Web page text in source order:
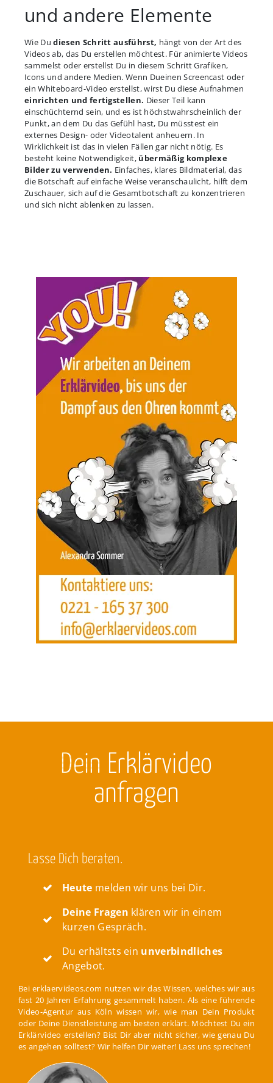
und andere Elemente
Wie Du diesen Schritt ausführst, hängt von der Art des
Videos ab, das Du erstellen möchtest. Für animierte Videos
sammelst oder erstellst Du in diesem Schritt Grafiken,
Icons und andere Medien. Wenn Dueinen Screencast oder
ein Whiteboard-Video erstellst, wirst Du diese Aufnahmen
einrichten und fertigstellen. Dieser Teil kann
einschüchternd sein, und es ist höchstwahrscheinlich der
Punkt, an dem Du das Gefühl hast, Du müsstest ein
externes Design- oder Videotalent anheuern. In
Wirklichkeit ist das in vielen Fällen gar nicht nötig. Es
besteht keine Notwendigkeit, übermäßig komplexe
Bilder zu verwenden. Einfaches, klares Bildmaterial, das
die Botschaft auf einfache Weise veranschaulicht, hilft dem
Zuschauer, sich auf die Gesamtbotschaft zu konzentrieren
und sich nicht ablenken zu lassen.
Dein Erklärvideo
anfragen
Lasse Dich beraten.
Heute melden wir uns bei Dir.
Deine Fragen klären wir in einem
kurzen Gespräch.
Du erhältsts ein unverbindliches
Angebot.
Bei erklaervideos.com nutzen wir das Wissen, welches wir aus
fast 20 Jahren Erfahrung gesammelt haben. Als eine führende
Video-Agentur aus Köln wissen wir, wie man Dein Produkt
oder Deine Dienstleistung am besten erklärt. Möchtest Du ein
Erklärvideo erstellen? Bist Dir aber nicht sicher, wie genau Du
es angehen solltest? Wir helfen Dir weiter! Lass uns sprechen!